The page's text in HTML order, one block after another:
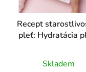
Recept
pleť: Hydratácia
Skladem